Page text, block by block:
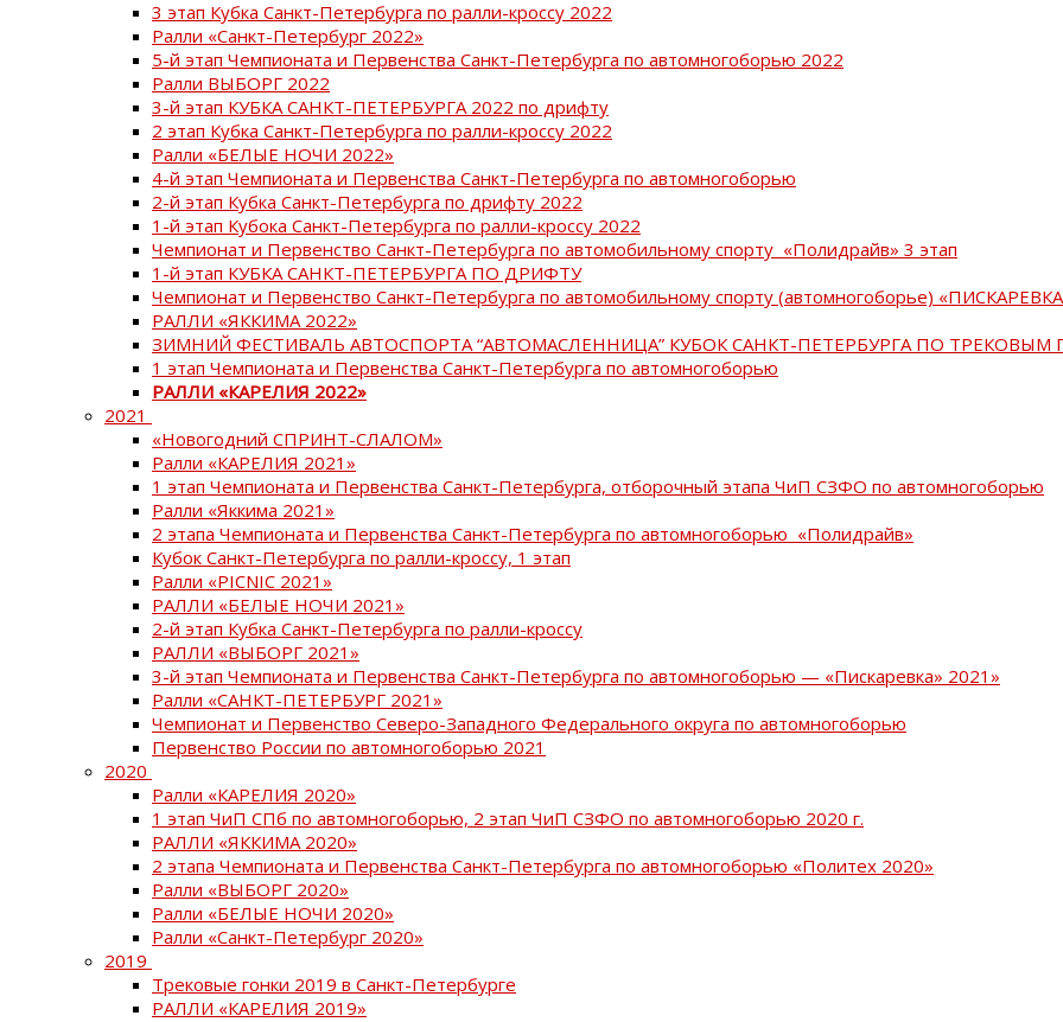
3 этап Кубка Санкт-Петербурга по ралли-кроссу 2022
Ралли «Санкт-Петербург 2022»
5-й этап Чемпионата и Первенства Санкт-Петербурга по автомногоборью 2022
Ралли ВЫБОРГ 2022
3-й этап КУБКА САНКТ-ПЕТЕРБУРГА 2022 по дрифту
2 этап Кубка Санкт-Петербурга по ралли-кроссу 2022
Ралли «БЕЛЫЕ НОЧИ 2022»
4-й этап Чемпионата и Первенства Санкт-Петербурга по автомногоборью
2-й этап Кубка Санкт-Петербурга по дрифту 2022
1-й этап Кубока Санкт-Петербурга по ралли-кроссу 2022
Чемпионат и Первенство Санкт-Петербурга по автомобильному спорту «Полидрайв» 3 этап
1-й этап КУБКА САНКТ-ПЕТЕРБУРГА ПО ДРИФТУ
Чемпионат и Первенство Санкт-Петербурга по автомобильному спорту (автомногоборье)
РАЛЛИ «ЯККИМА 2022»
ЗИМНИЙ ФЕСТИВАЛЬ АВТОСПОРТА “АВТОМАСЛЕННИЦА” КУБОК САНКТ-ПЕТЕРБУРГА ПО ТРЕКОВЫМ
1 этап Чемпионата и Первенства Санкт-Петербурга по автомногоборью
РАЛЛИ «КАРЕЛИЯ 2022»
2021
«Новогодний СПРИНТ-СЛАЛОМ»
Ралли «КАРЕЛИЯ 2021»
1 этап Чемпионата и Первенства Санкт-Петербурга, отборочный этапа ЧиП СЗФО по автомногоборью
Ралли «Яккима 2021»
2 этапа Чемпионата и Первенства Санкт-Петербурга по автомногоборью «Полидрайв»
Кубок Санкт-Петербурга по ралли-кроссу, 1 этап
Ралли «PICNIC 2021»
РАЛЛИ «БЕЛЫЕ НОЧИ 2021»
2-й этап Кубка Санкт-Петербурга по ралли-кроссу
РАЛЛИ «ВЫБОРГ 2021»
3-й этап Чемпионата и Первенства Санкт-Петербурга по автомногоборью — «Пискаревка» 2021»
Ралли «САНКТ-ПЕТЕРБУРГ 2021»
Чемпионат и Первенство Северо-Западного Федерального округа по автомногоборью
Первенство России по автомногоборью 2021
2020
Ралли «КАРЕЛИЯ 2020»
1 этап ЧиП СПб по автомногоборью, 2 этап ЧиП СЗФО по автомногоборью 2020 г.
РАЛЛИ «ЯККИМА 2020»
2 этапа Чемпионата и Первенства Санкт-Петербурга по автомногоборью «Политех 2020»
Ралли «ВЫБОРГ 2020»
Ралли «БЕЛЫЕ НОЧИ 2020»
Ралли «Санкт-Петербург 2020»
2019
Трековые гонки 2019 в Санкт-Петербурге
РАЛЛИ «КАРЕЛИЯ 2019»